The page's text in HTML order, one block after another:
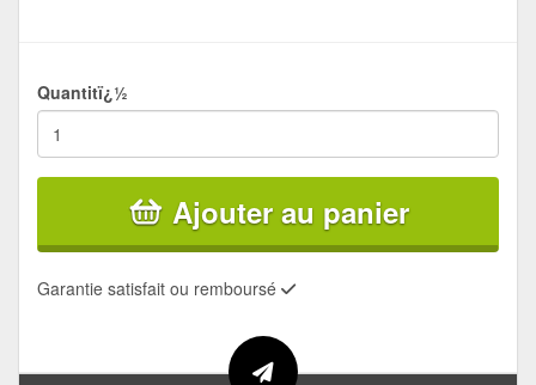
Quantitï¿½
Ajouter au panier
Garantie satisfait ou remboursé